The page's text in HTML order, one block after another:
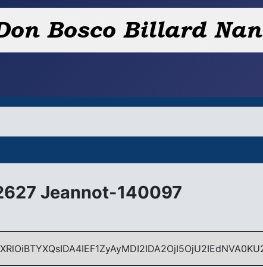
Jeannot-140097